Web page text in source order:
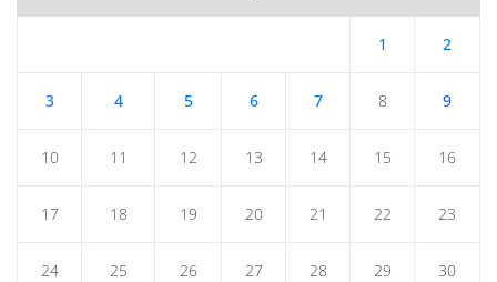
1 2
3 4 5 6 7 8 9
10 11 12 13 14 15 16
17 18 19 20 21 22 23
24 25 26 27 28 29 30